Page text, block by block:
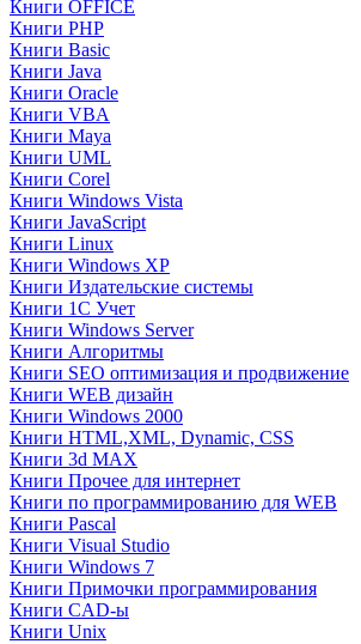
Книги OFFICE
Книги PHP
Книги Basic
Книги Java
Книги Oracle
Книги VBA
Книги Maya
Книги UML
Книги Corel
Книги Windows Vista
Книги JavaScript
Книги Linux
Книги Windows XP
Книги Издательские системы
Книги 1C Учет
Книги Windows Server
Книги Алгоритмы
Книги SEO оптимизация и продвижение
Книги WEB дизайн
Книги Windows 2000
Книги HTML,XML, Dynamic, CSS
Книги 3d MAX
Книги Прочее для интернет
Книги по программированию для WEB
Книги Pascal
Книги Visual Studio
Книги Windows 7
Книги Примочки программирования
Книги CAD-ы
Книги Unix